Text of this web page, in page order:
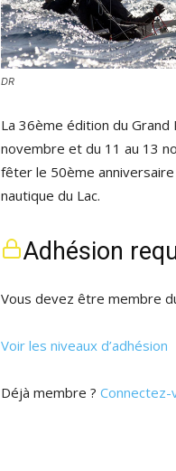
DR
La 36ème édition du
novembre et du 11 au 13
fêter le 50ème
nautique du Lac.
Adhésion
Vous devez être membre
Voir les niveaux d’adhésion
Déjà membre ? Connectez-